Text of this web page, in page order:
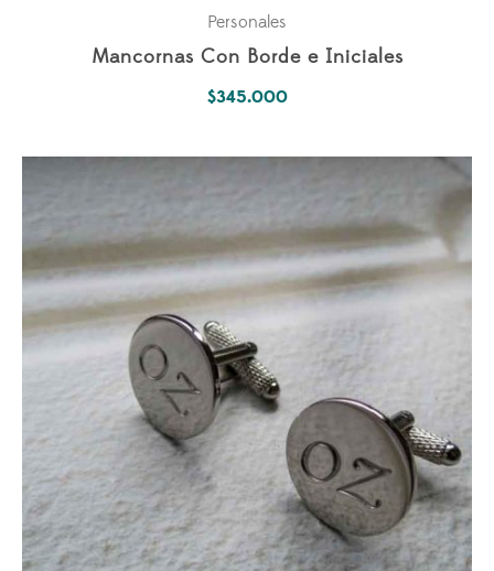
Personales
Mancornas Con Borde e Iniciales
$345.000